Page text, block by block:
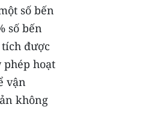
số bến
số bến
được
phép hoạt
vận
không